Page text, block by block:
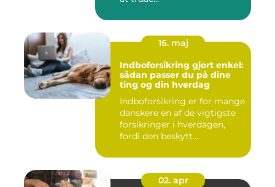
16. maj
Indboforsikring gjort enkel:
sådan passer du på dine
ting og din hverdag
Indboforsikring er for mange
danskere en af de vigtigste
forsikringer i hverdagen,
fordi den beskytt...
02. apr